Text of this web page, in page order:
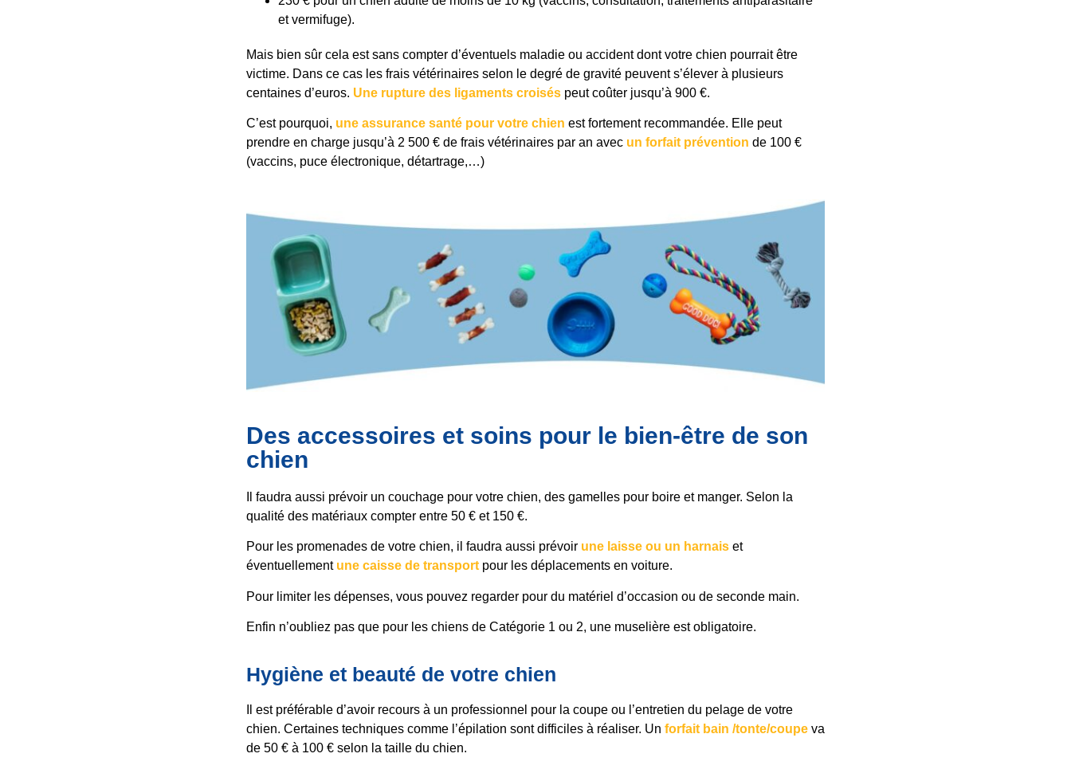
et vermifuge).
Mais bien sûr cela est sans compter d’éventuels maladie ou accident dont votre chien pourrait être
victime. Dans ce cas les frais vétérinaires selon le degré de gravité peuvent s’élever à plusieurs
centaines d’euros. Une rupture des ligaments croiséspeut coûter jusqu’à 900 €.
C’est pourquoi, une assurance santé pour votre chien est fortement recommandée. Elle peut
prendre en charge jusqu’à 2 500 € de frais vétérinaires par an avecun forfait prévention de 100 €
(vaccins, puce électronique, détartrage,…)
Des accessoires et soins pour le bien-être de son
chien
Il faudra aussi prévoir un couchage pour votre chien, des gamelles pour boire et manger. Selon la
qualité des matériaux compter entre 50 € et 150 €.
Pour les promenades de votre chien, il faudra aussi prévoir une laisse ou un harnaiset
éventuellement une caisse de transportpour les déplacements en voiture.
Pour limiter les dépenses, vous pouvez regarder pour du matériel d’occasion ou de seconde main.
Enfin n’oubliez pas que pour les chiens de Catégorie 1 ou 2, une muselière est obligatoire.
Hygiène et beauté de votre chien
Il est préférable d’avoir recours à un professionnel pour la coupe ou l’entretien du pelage de votre
chien. Certaines techniques comme l’épilation sont difficiles à réaliser. Un forfait bain /tonte/coupeva
de 50 € à 100 € selon la taille du chien.